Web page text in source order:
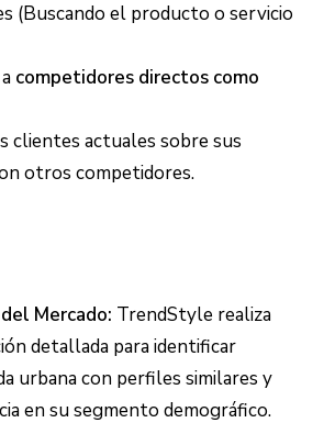
(Buscando el producto o servicio
competidores directos como
clientes actuales sobre sus
otros competidores.
Mercado: TrendStyle realiza
detallada para identificar
urbana con perfiles similares y
en su segmento demográfico.